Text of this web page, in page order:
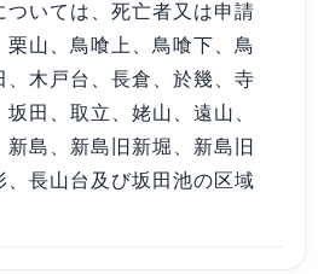
ついては、死亡者又は申請
山、鳥喰上、鳥喰下、鳥
、木戸台、長倉、於幾、寺
田、取立、姥山、遠山、
島、新島旧新堀、新島旧
、長山台及び坂田池の区域